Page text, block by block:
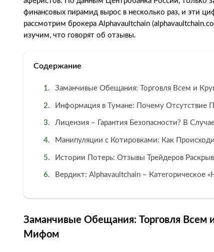
финансовых пирамид вырос в несколько раз, и эти
рассмотрим брокера Alphavaultchain
изучим, что говорят об отзывы.
Содержание
Заманчивые Обещания: Торговля Всем и
Информация в Тумане: Почему Отсутствие
Лицензия – Гарантия Безопасности? В
Манипуляции с Котировками: Как
Истории Потерь: Отзывы Трейдеров
Вердикт: Alphavaultchain – Категорическое
Заманчивые Обещания: Торговля Всем
Мифом